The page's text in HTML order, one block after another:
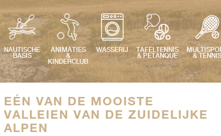
NAUTISCHE
BASIS
ANIMATIES
&
KINDERCLUB
WASSERIJ
TAFELTENNIS
& PETANQUE
& TENNIS
EÉN VAN DE MOOISTE
VALLEIEN VAN DE ZUIDELIJKE
ALPEN